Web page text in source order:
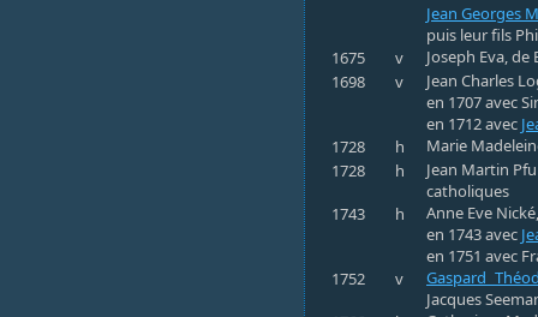
Jean Georges
puis leur fils
1675
v
Joseph Eva,
1698
v
Jean Charles
en 1707 avec
en 1712 avec
1728
h
Marie
1728
h
Jean Martin
catholiques
1743
h
Anne Eve
en 1743 avec
en 1751 avec
1752
v
Gaspard
Jacques